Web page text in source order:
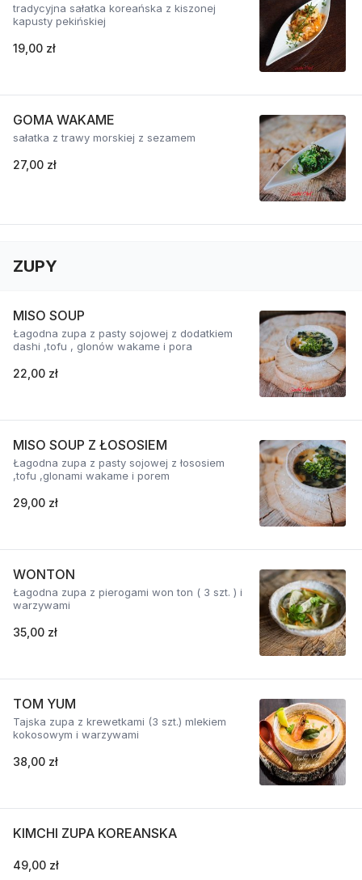
tradycyjna sałatka koreańska z kiszonej
kapusty pekińskiej
19,00 zł
GOMA WAKAME
sałatka z trawy morskiej z sezamem
27,00 zł
ZUPY
MISO SOUP
Łagodna zupa z pasty sojowej z dodatkiem
dashi ,tofu , glonów wakame i pora
22,00 zł
MISO SOUP Z ŁOSOSIEM
Łagodna zupa z pasty sojowej z łososiem
,tofu ,glonami wakame i porem
29,00 zł
WONTON
Łagodna zupa z pierogami won ton ( 3 szt. ) i
warzywami
35,00 zł
TOM YUM
Tajska zupa z krewetkami (3 szt.) mlekiem
kokosowym i warzywami
38,00 zł
KIMCHI ZUPA KOREANSKA
49,00 zł